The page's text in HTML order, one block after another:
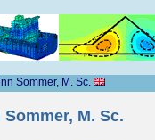
Sommer, M. Sc.
Sommer, M. Sc.